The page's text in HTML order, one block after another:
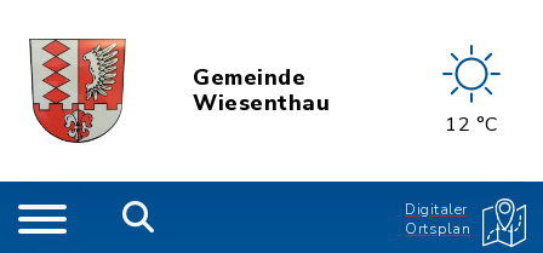
Gemeinde
Wiesenthau
12 °C
Digitaler
Ortsplan